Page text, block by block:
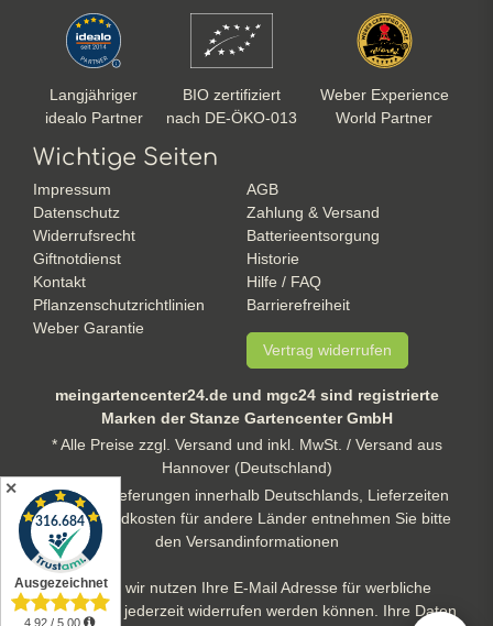
Langjähriger
idealo Partner
BIO zertifiziert
nach DE-ÖKO-013
Weber Experience
World Partner
Wichtige Seiten
Impressum
AGB
Datenschutz
Zahlung & Versand
Widerrufsrecht
Batterieentsorgung
Giftnotdienst
Historie
Kontakt
Hilfe / FAQ
Pflanzenschutzrichtlinien
Barrierefreiheit
Weber Garantie
Vertrag widerrufen
meingartencenter24.de und mgc24 sind registrierte
Marken der Stanze Gartencenter GmbH
* Alle Preise zzgl. Versand und inkl. MwSt. / Versand aus
Hannover (Deutschland)
** gilt für Lieferungen innerhalb Deutschlands, Lieferzeiten
und Versandkosten für andere Länder entnehmen Sie bitte
den Versandinformationen
Hinweis: wir nutzen Ihre E-Mail Adresse für werbliche
Zwecke, die jederzeit widerrufen werden können. Ihre Daten
✕